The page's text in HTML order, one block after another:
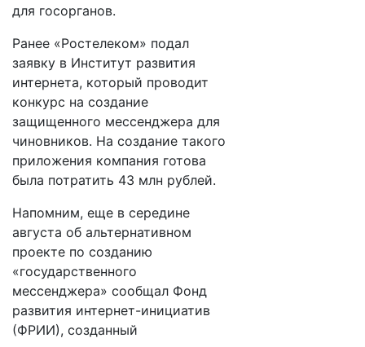
для госорганов.
Ранее «Ростелеком» подал
заявку в Институт развития
интернета, который проводит
конкурс на создание
защищенного мессенджера для
чиновников. На создание такого
приложения компания готова
была потратить 43 млн рублей.
Напомним, еще в середине
августа об альтернативном
проекте по созданию
«государственного
мессенджера» сообщал Фонд
развития интернет-инициатив
(ФРИИ), созданный